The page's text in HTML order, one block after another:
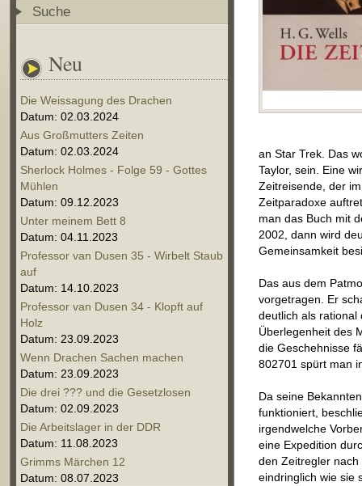
Suche
Neu
Die Weissagung des Drachen
Datum: 02.03.2024
Aus Großmutters Zeiten
Datum: 02.03.2024
Sherlock Holmes - Folge 59 - Gottes
Mühlen
Datum: 09.12.2023
Unter meinem Bett 8
Datum: 04.11.2023
Professor van Dusen 35 - Wirbelt Staub
auf
Datum: 14.10.2023
Professor van Dusen 34 - Klopft auf
Holz
Datum: 23.09.2023
Wenn Drachen Sachen machen
Datum: 23.09.2023
Die drei ??? und die Gesetzlosen
Datum: 02.09.2023
Die Arbeitslager in der DDR
Datum: 11.08.2023
Grimms Märchen 12
Datum: 08.07.2023
an Star Trek. Das
Taylor, sein. Eine
Zeitreisende, der
Zeitparadoxe
man das Buch mit
2002, dann wird
Gemeinsamkeit
Das aus dem
vorgetragen. Er
deutlich als rational
Überlegenheit des
die Geschehnisse
802701 spürt man
Da seine
funktioniert,
irgendwelche
eine Expedition
den Zeitregler
eindringlich wie sie